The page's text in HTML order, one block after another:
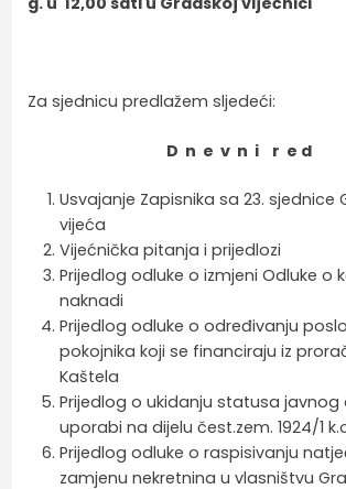
Za sjednicu predlažem sljedeći:
D n e v n i r e d
Usvajanje Zapisnika sa 23. sjednice
vijeća
Vijećnička pitanja i prijedlozi
Prijedlog odluke o izmjeni Odluke o
naknadi
Prijedlog odluke o određivanju
pokojnika koji se financiraju iz
Kaštela
Prijedlog o ukidanju statusa
uporabi na dijelu čest.zem. 1924/1
Prijedlog odluke o raspisivanju
zamjenu nekretnina u vlasništvu